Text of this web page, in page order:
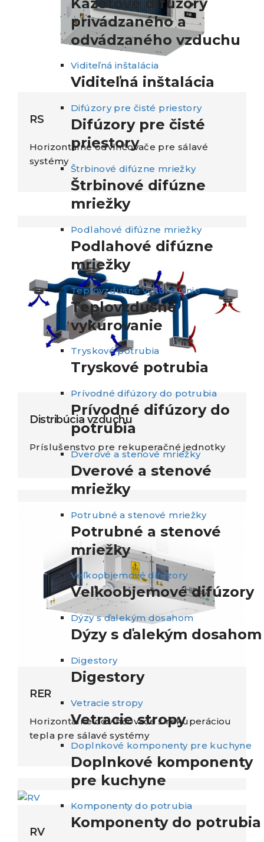
privádzaného a
odvádzaného vzduchu
Viditeľná inštalácia
Viditeľná inštalácia
Difúzory pre čisté priestory
Difúzory pre čisté
priestory
Štrbinové difúzne mriežky
Štrbinové difúzne
mriežky
Podlahové difúzne mriežky
Podlahové difúzne
mriežky
Teplovzdušné vykurovanie
Teplovzdušné
vykurovanie
Tryskové potrubia
Tryskové potrubia
Prívodné difúzory do potrubia
Prívodné difúzory do
potrubia
Dverové a stenové mriežky
Dverové a stenové
mriežky
Potrubné a stenové mriežky
Potrubné a stenové
mriežky
Veľkoobjemové difúzory
Veľkoobjemové difúzory
Dýzy s ďalekým dosahom
Dýzy s ďalekým dosahom
Digestory
Digestory
Vetracie stropy
Vetracie stropy
Doplnkové komponenty pre kuchyne
Doplnkové komponenty
pre kuchyne
Komponenty do potrubia
Komponenty do potrubia
RS
Horizontálne odvlhčovače pre sálavé
systémy
Distribúcia vzduchu
Príslušenstvo pre rekuperačné jednotky
RER
Horizontálne odvlhčovače s rekuperáciou
tepla pre sálavé systémy
RV